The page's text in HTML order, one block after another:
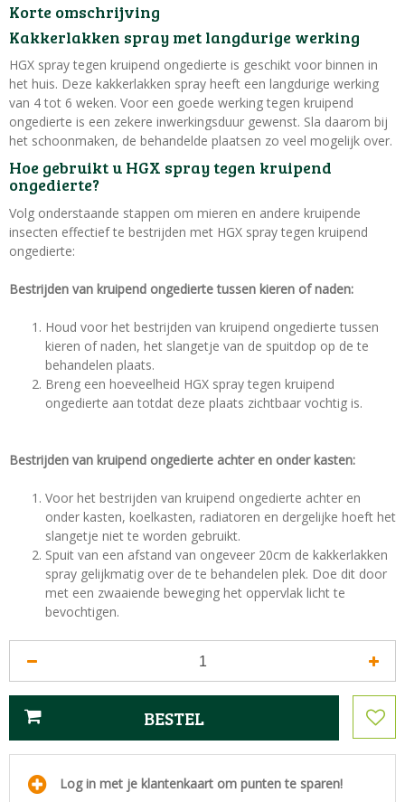
Korte omschrijving
Kakkerlakken spray met langdurige werking
HGX spray tegen kruipend ongedierte is geschikt voor binnen in
het huis. Deze kakkerlakken spray heeft een langdurige werking
van 4 tot 6 weken. Voor een goede werking tegen kruipend
ongedierte is een zekere inwerkingsduur gewenst. Sla daarom bij
het schoonmaken, de behandelde plaatsen zo veel mogelijk over.
Hoe gebruikt u HGX spray tegen kruipend
ongedierte?
Volg onderstaande stappen om mieren en andere kruipende
insecten effectief te bestrijden met HGX spray tegen kruipend
ongedierte:
Bestrijden van kruipend ongedierte tussen kieren of naden:
Houd voor het bestrijden van kruipend ongedierte tussen
kieren of naden, het slangetje van de spuitdop op de te
behandelen plaats.
Breng een hoeveelheid HGX spray tegen kruipend
ongedierte aan totdat deze plaats zichtbaar vochtig is.
Bestrijden van kruipend ongedierte achter en onder kasten:
Voor het bestrijden van kruipend ongedierte achter en
onder kasten, koelkasten, radiatoren en dergelijke hoeft het
slangetje niet te worden gebruikt.
Spuit van een afstand van ongeveer 20cm de kakkerlakken
spray gelijkmatig over de te behandelen plek. Doe dit door
met een zwaaiende beweging het oppervlak licht te
bevochtigen.
Log in met je klantenkaart om punten te sparen!